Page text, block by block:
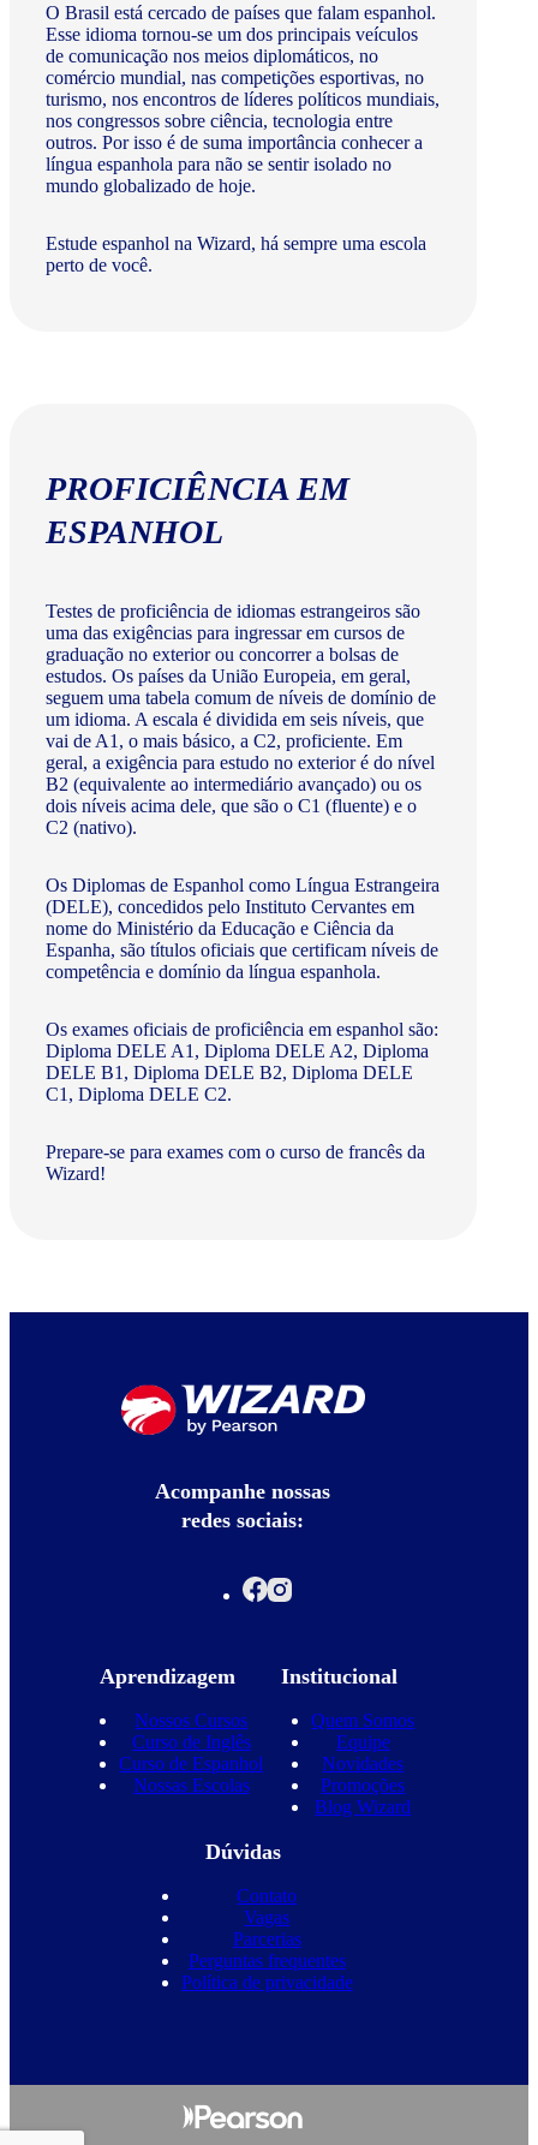
O Brasil está cercado de países que falam espanhol.
Esse idioma tornou-se um dos principais veículos
de comunicação nos meios diplomáticos, no
comércio mundial, nas competições esportivas, no
turismo, nos encontros de líderes políticos mundiais,
nos congressos sobre ciência, tecnologia entre
outros. Por isso é de suma importância conhecer a
língua espanhola para não se sentir isolado no
mundo globalizado de hoje.
Estude espanhol na Wizard, há sempre uma escola
perto de você.
PROFICIÊNCIA EM
ESPANHOL
Testes de proficiência de idiomas estrangeiros são
uma das exigências para ingressar em cursos de
graduação no exterior ou concorrer a bolsas de
estudos. Os países da União Europeia, em geral,
seguem uma tabela comum de níveis de domínio de
um idioma. A escala é dividida em seis níveis, que
vai de A1, o mais básico, a C2, proficiente. Em
geral, a exigência para estudo no exterior é do nível
B2 (equivalente ao intermediário avançado) ou os
dois níveis acima dele, que são o C1 (fluente) e o
C2 (nativo).
Os Diplomas de Espanhol como Língua Estrangeira
(DELE), concedidos pelo Instituto Cervantes em
nome do Ministério da Educação e Ciência da
Espanha, são títulos oficiais que certificam níveis de
competência e domínio da língua espanhola.
Os exames oficiais de proficiência em espanhol são:
Diploma DELE A1, Diploma DELE A2, Diploma
DELE B1, Diploma DELE B2, Diploma DELE
C1, Diploma DELE C2.
Prepare-se para exames com o curso de francês da
Wizard!
Acompanhe nossas
redes sociais:
Aprendizagem
Nossos Cursos
Curso de Inglês
Curso de Espanhol
Nossas Escolas
Institucional
Quem Somos
Equipe
Novidades
Promoções
Blog Wizard
Dúvidas
Contato
Vagas
Parcerias
Perguntas frequentes
Política de privacidade